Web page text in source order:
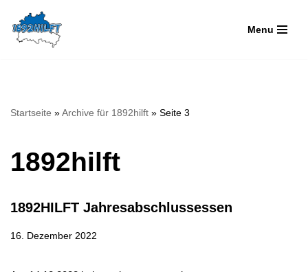
Zum
Menu
Startseite »Archive für 1892hilft » Seite 3
1892hilft
1892HILFT Jahresabschlussessen
16. Dezember 2022